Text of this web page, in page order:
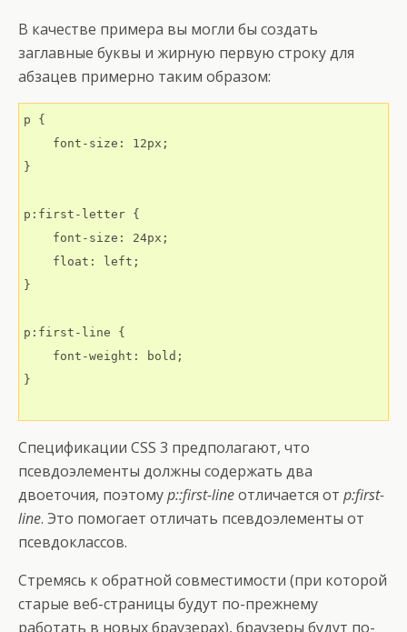
В качестве примера вы могли бы создать
заглавные буквы и жирную первую строку для
абзацев примерно таким образом:
p {
    font-size: 12px;
}
p:first-letter {
    font-size: 24px;
    float: left;
}
p:first-line {
    font-weight: bold;
}
Спецификации CSS 3 предполагают, что
псевдоэлементы должны содержать два
двоеточия, поэтомуp::first-lineотличается от p:first-
line. Это помогает отличать псевдоэлементы от
псевдоклассов.
Стремясь к обратной совместимости (при которой
старые веб-страницы будут по-прежнему
работать в новых браузерах), браузеры будут по-